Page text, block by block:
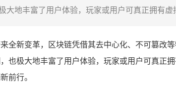
地丰富了用户体验，玩家或用户可真正拥有
全新变革，区块链凭借其去中心化、不可篡改
也极大地丰富了用户体验，玩家或用户可真正拥
前行。